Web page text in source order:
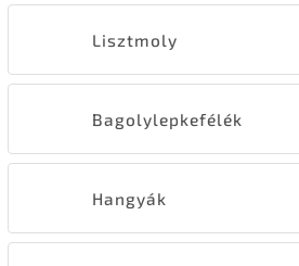
Lisztmoly
Bagolylepkefélék
Hangyák